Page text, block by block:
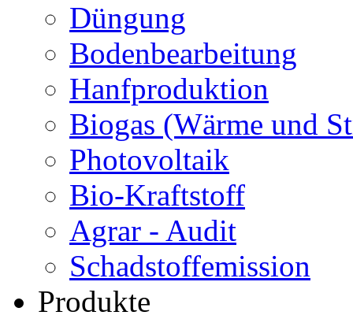
Düngung
Bodenbearbeitung
Hanfproduktion
Biogas (Wärme und
Photovoltaik
Bio-Kraftstoff
Agrar - Audit
Schadstoffemission
Produkte